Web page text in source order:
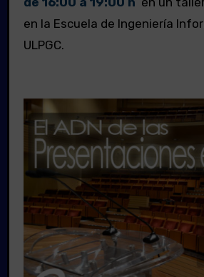
en la Escuela de Ingeniería
ULPGC.